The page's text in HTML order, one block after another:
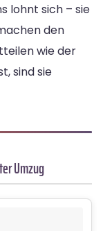
lohnt sich – sie
den
wie der
sind sie
Umzug